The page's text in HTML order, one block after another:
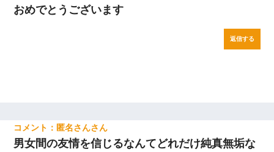
おめでとうございます
返信する
匿名さん
男女間の友情を信じるなんてどれだけ純真無垢な